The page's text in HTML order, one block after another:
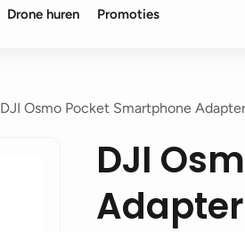
Drone huren Promoties
DJI Osmo Pocket Smartphone
DJI